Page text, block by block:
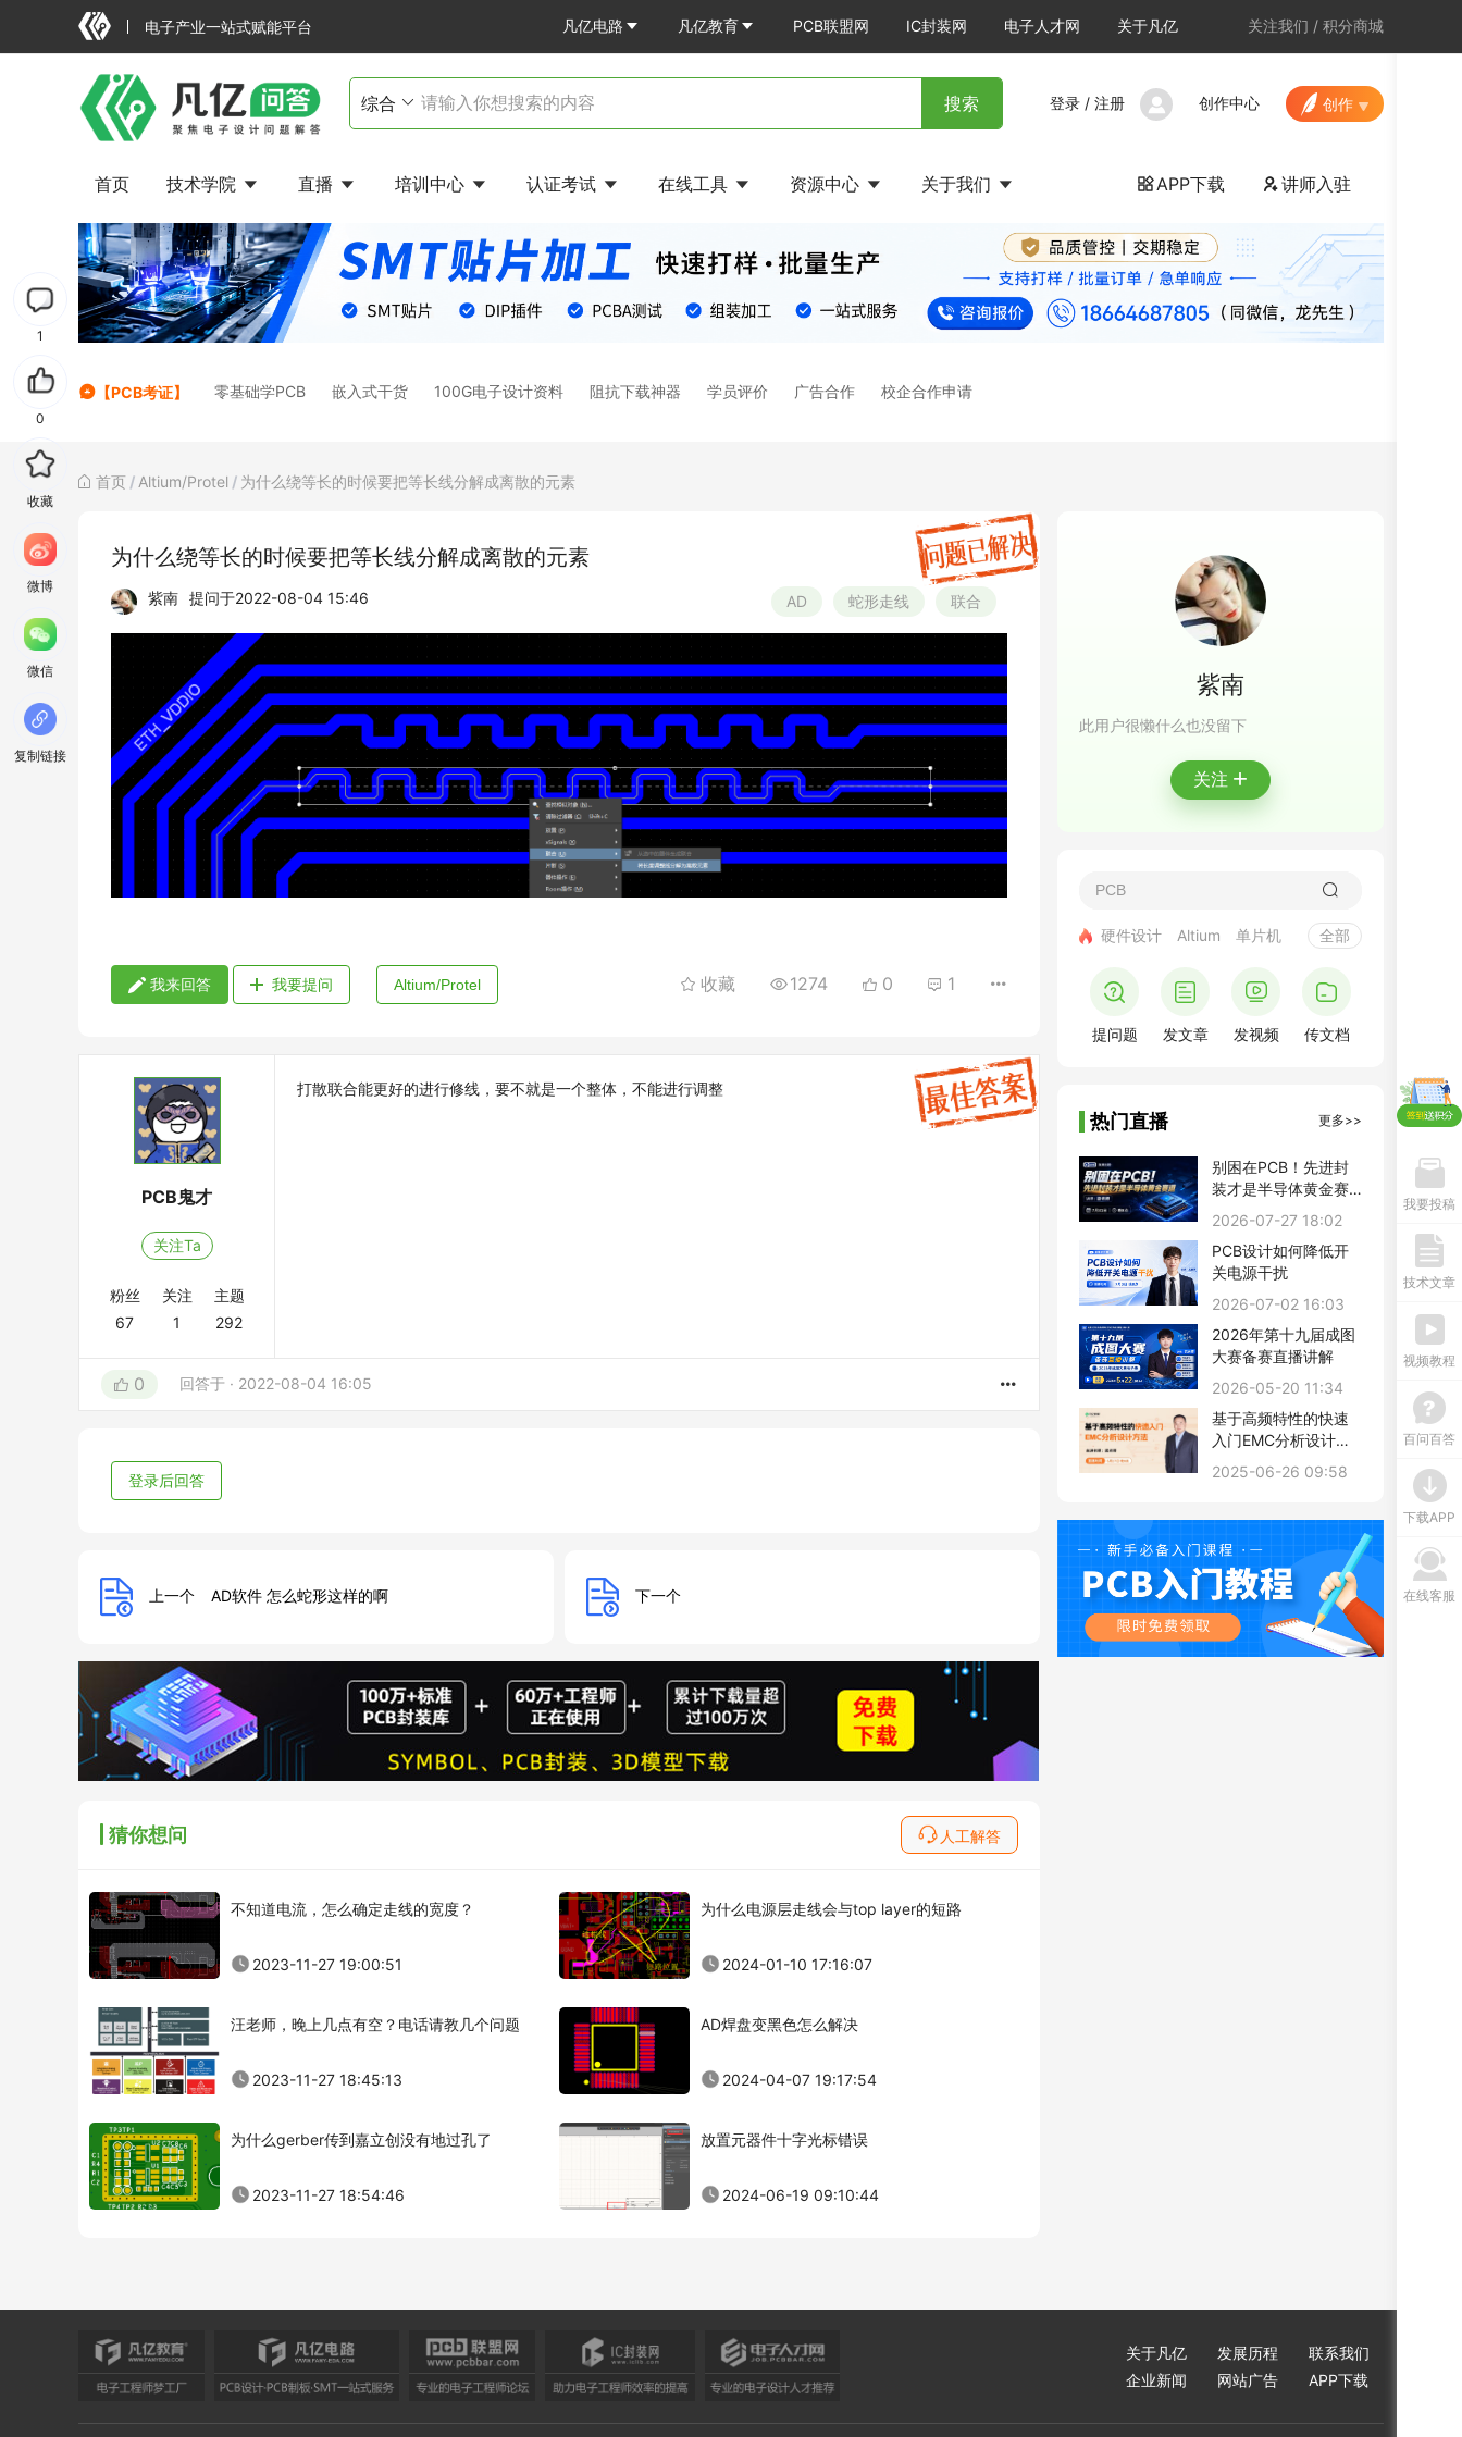
1
0
收藏
微博
微信
复制链接
电子产业一站式赋能平台 凡亿电路 凡亿教育 PCB联盟网 IC封装网 电子人才网 关于凡亿 关注我们 / 积分商城
搜索 登录 / 注册 创作中心 创作
首页 技术学院 直播 培训中心 认证考试 在线工具 资源中心 关于我们 APP下载 讲师入驻
【PCB考证】 零基础学PCB 嵌入式干货 100G电子设计资料 阻抗下载神器 学员评价 广告合作 校企合作申请
首页 / Altium/Protel / 为什么绕等长的时候要把等长线分解成离散的元素
为什么绕等长的时候要把等长线分解成离散的元素
紫南 提问于2022-08-04 15:46 AD 蛇形走线 联合
我来回答 我要提问 Altium/Protel 收藏 1274 0 1
PCB鬼才
关注Ta
粉丝
67
关注
1
主题
292
打散联合能更好的进行修线，要不就是一个整体，不能进行调整
0 回答于 · 2022-08-04 16:05
登录后回答
上一个 AD软件 怎么蛇形这样的啊 下一个
猜你想问 人工解答
不知道电流，怎么确定走线的宽度？
2023-11-27 19:00:51
为什么电源层走线会与top layer的短路
2024-01-10 17:16:07
汪老师，晚上几点有空？电话请教几个问题
2023-11-27 18:45:13
AD焊盘变黑色怎么解决
2024-04-07 19:17:54
为什么gerber传到嘉立创没有地过孔了
2023-11-27 18:54:46
放置元器件十字光标错误
2024-06-19 09:10:44
紫南
此用户很懒什么也没留下
关注 +
硬件设计 Altium 单片机 全部
提问题 发文章 发视频 传文档
热门直播 更多>>
别困在PCB！先进封
装才是半导体黄金赛
道
2026-07-27 18:02
PCB设计如何降低开
关电源干扰
2026-07-02 16:03
2026年第十九届成图
大赛备赛直播讲解
2026-05-20 11:34
基于高频特性的快速
入门EMC分析设计方
法
2025-06-26 09:58
关于凡亿 发展历程
联系我们
企业新闻
网站广告 APP下载
我要投稿
技术文章
视频教程
百问百答
下载APP
在线客服